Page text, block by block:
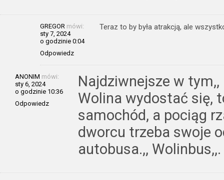
GREGOR mówi:
sty 7, 2024
o godzinie 0:04
Odpowiedz
Teraz to by była atrakcją, ale
ANONIM mówi:
sty 6, 2024
o godzinie 10:36
Odpowiedz
Najdziwnejsze w
Wolina wydostać się,
samochód, a pociąg
dworcu trzeba swoje
autobusa.,,